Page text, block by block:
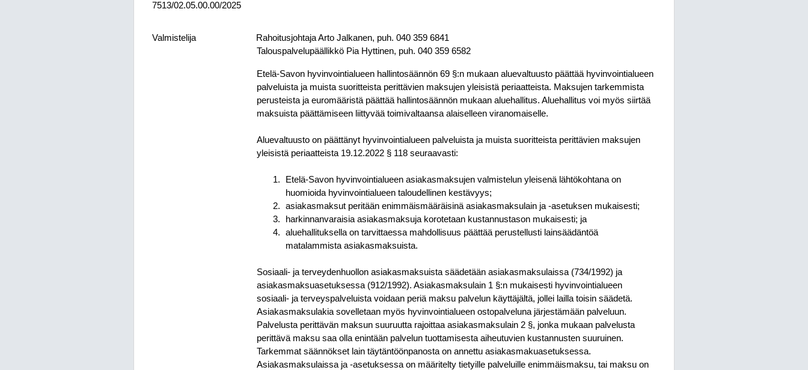
7513/02.05.00.00/2025
Valmistelija
Rahoitusjohtaja Arto Jalkanen, puh. 040 359 6841
Talouspalvelupäällikkö Pia Hyttinen, puh. 040 359 6582
Etelä-Savon hyvinvointialueen hallintosäännön 69 §:n mukaan aluevaltuusto päättää hyvinvointialueen
palveluista ja muista suoritteista perittävien maksujen yleisistä periaatteista. Maksujen tarkemmista
perusteista ja euromääristä päättää hallintosäännön mukaan aluehallitus. Aluehallitus voi myös siirtää
maksuista päättämiseen liittyvää toimivaltaansa alaiselleen viranomaiselle.
Aluevaltuusto on päättänyt hyvinvointialueen palveluista ja muista suoritteista perittävien maksujen
yleisistä periaatteista 19.12.2022 § 118 seuraavasti:
Etelä-Savon hyvinvointialueen asiakasmaksujen valmistelun yleisenä lähtökohtana on
huomioida hyvinvointialueen taloudellinen kestävyys;
asiakasmaksut peritään enimmäismääräisinä asiakasmaksulain ja -asetuksen mukaisesti;
harkinnanvaraisia asiakasmaksuja korotetaan kustannustason mukaisesti; ja
aluehallituksella on tarvittaessa mahdollisuus päättää perustellusti lainsäädäntöä
matalammista asiakasmaksuista.
Sosiaali- ja terveydenhuollon asiakasmaksuista säädetään asiakasmaksulaissa (734/1992) ja
asiakasmaksuasetuksessa (912/1992). Asiakasmaksulain 1 §:n mukaisesti hyvinvointialueen
sosiaali- ja terveyspalveluista voidaan periä maksu palvelun käyttäjältä, jollei lailla toisin säädetä.
Asiakasmaksulakia sovelletaan myös hyvinvointialueen ostopalveluna järjestämään palveluun.
Palvelusta perittävän maksun suuruutta rajoittaa asiakasmaksulain 2 §, jonka mukaan palvelusta
perittävä maksu saa olla enintään palvelun tuottamisesta aiheutuvien kustannusten suuruinen.
Tarkemmat säännökset lain täytäntöönpanosta on annettu asiakasmakuasetuksessa.
Asiakasmaksulaissa ja -asetuksessa on määritelty tietyille palveluille enimmäismaksu, tai maksu on